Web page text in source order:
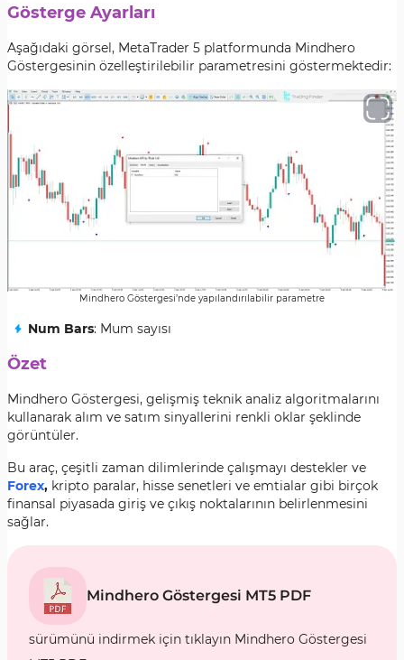
Gösterge Ayarları
Aşağıdaki görsel, MetaTrader 5 platformunda Mindhero
Göstergesinin özelleştirilebilir parametresini göstermektedir:
Mindhero Göstergesi’nde yapılandırılabilir parametre
Num Bars: Mum sayısı
Özet
Mindhero Göstergesi, gelişmiş teknik analiz algoritmalarını
kullanarak alım ve satım sinyallerini renkli oklar şeklinde
görüntüler.
Bu araç, çeşitli zaman dilimlerinde çalışmayı destekler ve
Forex, kripto paralar, hisse senetleri ve emtialar gibi birçok
finansal piyasada giriş ve çıkış noktalarının belirlenmesini
sağlar.
Mindhero Göstergesi MT5 PDF
sürümünü indirmek için tıklayın Mindhero Göstergesi